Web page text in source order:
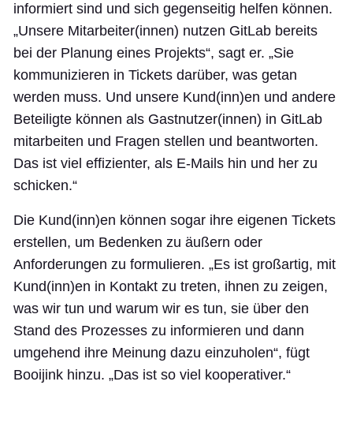
informiert sind und sich gegenseitig helfen können.
„Unsere Mitarbeiter(innen) nutzen GitLab bereits
bei der Planung eines Projekts“, sagt er. „Sie
kommunizieren in Tickets darüber, was getan
werden muss. Und unsere Kund(inn)en und andere
Beteiligte können als Gastnutzer(innen) in GitLab
mitarbeiten und Fragen stellen und beantworten.
Das ist viel effizienter, als E-Mails hin und her zu
schicken.“
Die Kund(inn)en können sogar ihre eigenen Tickets
erstellen, um Bedenken zu äußern oder
Anforderungen zu formulieren. „Es ist großartig, mit
Kund(inn)en in Kontakt zu treten, ihnen zu zeigen,
was wir tun und warum wir es tun, sie über den
Stand des Prozesses zu informieren und dann
umgehend ihre Meinung dazu einzuholen“, fügt
Booijink hinzu. „Das ist so viel kooperativer.“